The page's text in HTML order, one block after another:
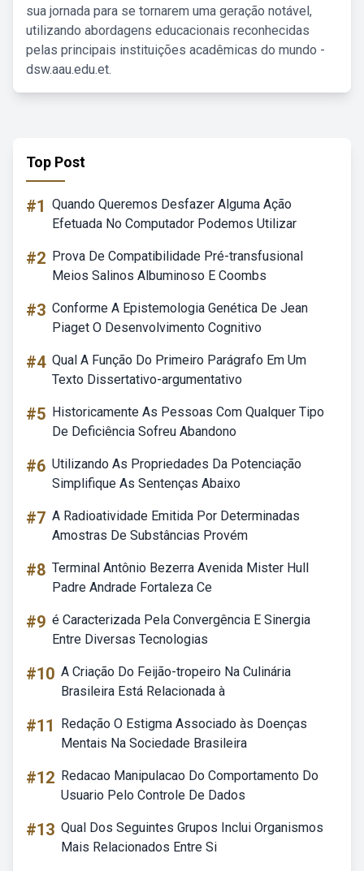
sua jornada para se tornarem uma geração notável,
utilizando abordagens educacionais reconhecidas
pelas principais instituições acadêmicas do mundo -
dsw.aau.edu.et.
Top Post
#1 Quando Queremos Desfazer Alguma Ação
Efetuada No Computador Podemos Utilizar
#2 Prova De Compatibilidade Pré-transfusional
Meios Salinos Albuminoso E Coombs
#3 Conforme A Epistemologia Genética De Jean
Piaget O Desenvolvimento Cognitivo
#4 Qual A Função Do Primeiro Parágrafo Em Um
Texto Dissertativo-argumentativo
#5 Historicamente As Pessoas Com Qualquer Tipo
De Deficiência Sofreu Abandono
#6 Utilizando As Propriedades Da Potenciação
Simplifique As Sentenças Abaixo
#7 A Radioatividade Emitida Por Determinadas
Amostras De Substâncias Provém
#8 Terminal Antônio Bezerra Avenida Mister Hull
Padre Andrade Fortaleza Ce
#9 é Caracterizada Pela Convergência E Sinergia
Entre Diversas Tecnologias
#10 A Criação Do Feijão-tropeiro Na Culinária
Brasileira Está Relacionada à
#11
Redação O Estigma Associado às Doenças
Mentais Na Sociedade Brasileira
#12 Redacao Manipulacao Do Comportamento Do
Usuario Pelo Controle De Dados
#13 Qual Dos Seguintes Grupos Inclui Organismos
Mais Relacionados Entre Si